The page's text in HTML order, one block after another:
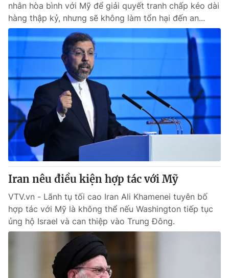
nhân hòa bình với Mỹ để giải quyết tranh chấp kéo dài
hàng thập kỷ, nhưng sẽ không làm tổn hại đến an...
Iran nêu điều kiện hợp tác với Mỹ
VTV.vn - Lãnh tụ tối cao Iran Ali Khamenei tuyên bố
hợp tác với Mỹ là không thể nếu Washington tiếp tục
ủng hộ Israel và can thiệp vào Trung Đông.